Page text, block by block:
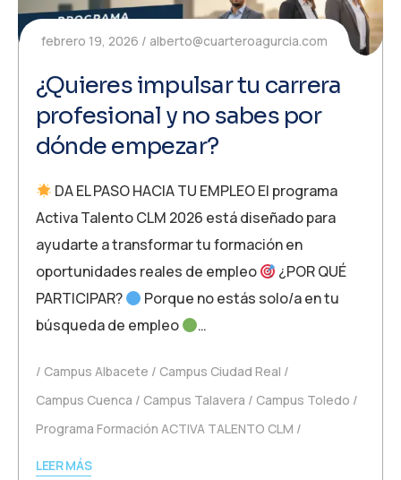
febrero 19, 2026 alberto@cuarteroagurcia.com
¿Quieres impulsar tu carrera
profesional y no sabes por
dónde empezar?
DA EL PASO HACIA TU EMPLEO El programa
Activa Talento CLM 2026 está diseñado para
ayudarte a transformar tu formación en
oportunidades reales de empleo
¿POR QUÉ
PARTICIPAR?
Porque no estás solo/a en tu
búsqueda de empleo
…
Campus Albacete
Campus Ciudad Real
Campus Cuenca
Campus Talavera
Campus Toledo
Programa Formación ACTIVA TALENTO CLM
LEER MÁS